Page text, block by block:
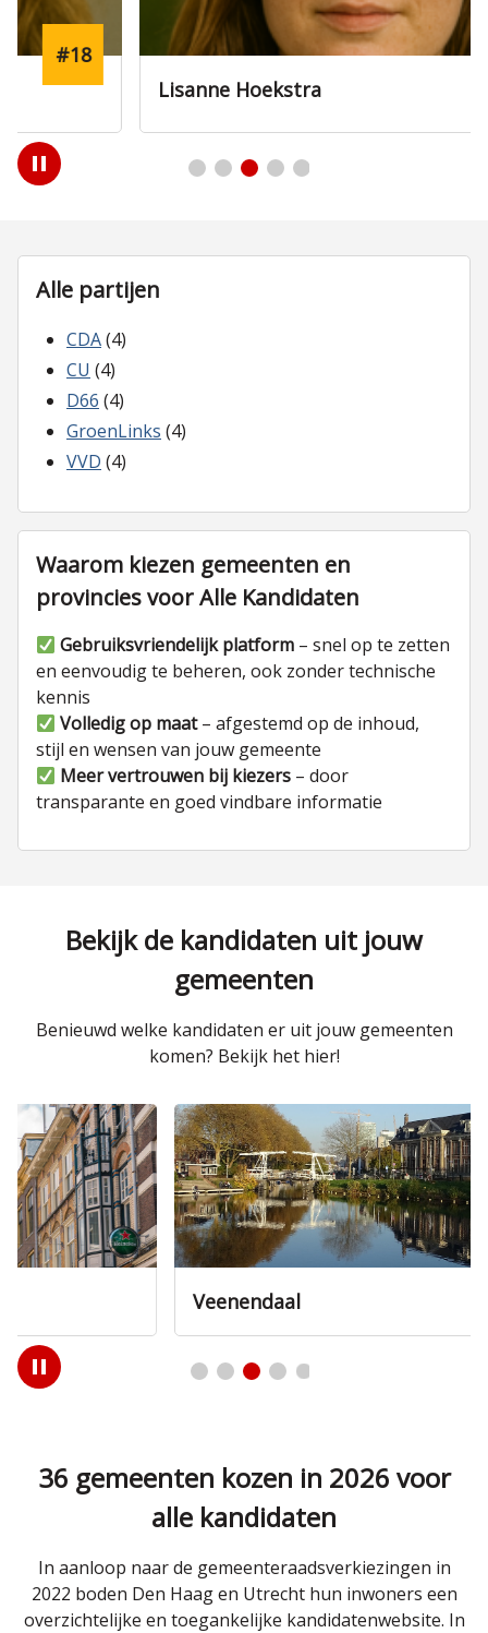
Lisanne Hoekstra
#8
Play
/
Alle partijen
CDA(4)
CU (4)
D66 (4)
GroenLinks (4)
VVD (4)
Waarom kiezen gemeenten en
provincies voor Alle Kandidaten
Gebruiksvriendelijk platform – snel op te zetten
en eenvoudig te beheren, ook zonder technische
kennis
Volledig op maat– afgestemd op de inhoud,
stijl en wensen van jouw gemeente
Meer vertrouwen bij kiezers – door
transparante en goed vindbare informatie
Bekijk de kandidaten uit jouw
gemeenten
Benieuwd welke kandidaten er uit jouw gemeenten
komen? Bekijk het hier!
Play
/
36 gemeenten kozen in 2026 voor
alle kandidaten
In aanloop naar de gemeenteraadsverkiezingen in
2022 boden Den Haag en Utrecht hun inwoners een
overzichtelijke en toegankelijke kandidatenwebsite. In